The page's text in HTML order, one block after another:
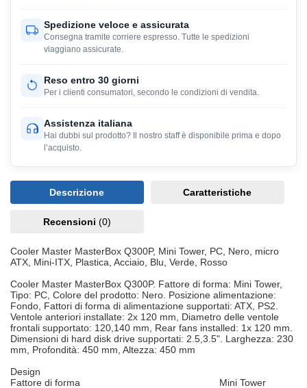
Spedizione veloce e assicurata
Consegna tramite corriere espresso. Tutte le spedizioni
viaggiano assicurate.
Reso entro 30 giorni
Per i clienti consumatori, secondo le condizioni di vendita.
Assistenza italiana
Hai dubbi sul prodotto? Il nostro staff è disponibile prima e dopo
l’acquisto.
Descrizione Caratteristiche
Recensioni (0)
Cooler Master MasterBox Q300P, Mini Tower, PC, Nero, micro
ATX, Mini-ITX, Plastica, Acciaio, Blu, Verde, Rosso
Cooler Master MasterBox Q300P. Fattore di forma: Mini Tower,
Tipo: PC, Colore del prodotto: Nero. Posizione alimentazione:
Fondo, Fattori di forma di alimentazione supportati: ATX, PS2.
Ventole anteriori installate: 2x 120 mm, Diametro delle ventole
frontali supportato: 120,140 mm, Rear fans installed: 1x 120 mm.
Dimensioni di hard disk drive supportati: 2.5,3.5". Larghezza: 230
mm, Profondità: 450 mm, Altezza: 450 mm
Design
Fattore di forma
Mini Tower